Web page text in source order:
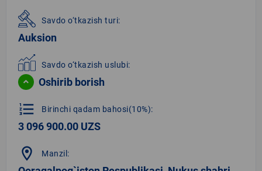
Savdo o‘tkazish turi:
Auksion
Savdo o‘tkazish uslubi:
Oshirib borish
format_list_numbered Birinchi qadam bahosi(10%):
3 096 900.00 UZS
location_on Manzil: